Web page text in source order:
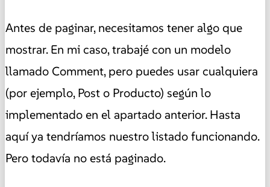
Antes de paginar, necesitamos tener algo que
mostrar. En mi caso, trabajé con un modelo
llamado Comment, pero puedes usar cualquiera
(por ejemplo, Post o Producto) según lo
implementado en el apartado anterior. Hasta
aquí ya tendríamos nuestro listado funcionando.
Pero todavía no está paginado.